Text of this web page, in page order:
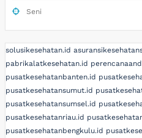
Seni
solusikesehatan.id
pabrikalatkesehatan.id
pusatkesehatanbanten.id
pusatkesehatansumut.id
pusatkesehatansumsel.id
pusatkesehatanriau.id
pusatkesehatanbengkulu.id